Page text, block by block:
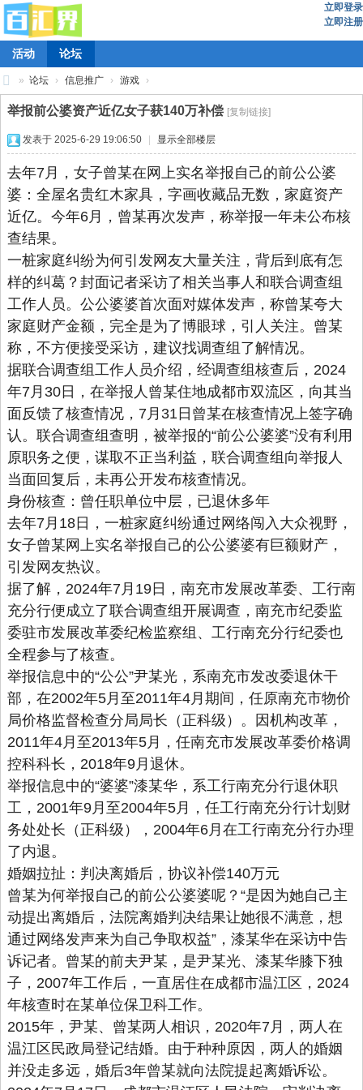
立即登录
立即注册
活动 论坛
百
界
» 论坛 › 信息推广 › 游戏 ›
举报前公婆资产近亿女子获140万补偿 [复制链接]
发表于 2025-6-29 19:06:50 显示全部楼层
去年7月，女子曾某在网上实名举报自己的前公公婆
婆：全屋名贵红木家具，字画收藏品无数，家庭资产
近亿。今年6月，曾某再次发声，称举报一年未公布核
查结果。
一桩家庭纠纷为何引发网友大量关注，背后到底有怎
样的纠葛？封面记者采访了相关当事人和联合调查组
工作人员。公公婆婆首次面对媒体发声，称曾某夸大
家庭财产金额，完全是为了博眼球，引人关注。曾某
称，不方便接受采访，建议找调查组了解情况。
据联合调查组工作人员介绍，经调查组核查后，2024
年7月30日，在举报人曾某住地成都市双流区，向其当
面反馈了核查情况，7月31日曾某在核查情况上签字确
认。联合调查组查明，被举报的“前公公婆婆”没有利用
原职务之便，谋取不正当利益，联合调查组向举报人
当面回复后，未再公开发布核查情况。
身份核查：曾任职单位中层，已退休多年
去年7月18日，一桩家庭纠纷通过网络闯入大众视野，
女子曾某网上实名举报自己的公公婆婆有巨额财产，
引发网友热议。
据了解，2024年7月19日，南充市发展改革委、工行南
充分行便成立了联合调查组开展调查，南充市纪委监
委驻市发展改革委纪检监察组、工行南充分行纪委也
全程参与了核查。
举报信息中的“公公”尹某光，系南充市发改委退休干
部，在2002年5月至2011年4月期间，任原南充市物价
局价格监督检查分局局长（正科级）。因机构改革，
2011年4月至2013年5月，任南充市发展改革委价格调
控科科长，2018年9月退休。
举报信息中的“婆婆”漆某华，系工行南充分行退休职
工，2001年9月至2004年5月，任工行南充分行计划财
务处处长（正科级），2004年6月在工行南充分行办理
了内退。
婚姻拉扯：判决离婚后，协议补偿140万元
曾某为何举报自己的前公公婆婆呢？“是因为她自己主
动提出离婚后，法院离婚判决结果让她很不满意，想
通过网络发声来为自己争取权益”，漆某华在采访中告
诉记者。曾某的前夫尹某，是尹某光、漆某华膝下独
子，2007年工作后，一直居住在成都市温江区，2024
年核查时在某单位保卫科工作。
2015年，尹某、曾某两人相识，2020年7月，两人在
温江区民政局登记结婚。由于种种原因，两人的婚姻
并没走多远，婚后3年曾某就向法院提起离婚诉讼。